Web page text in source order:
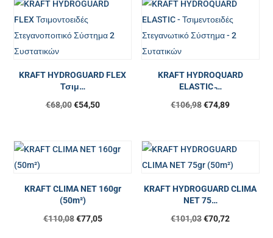
KRAFT HYDROGUARD FLEX
Τσιμ…
€68,00 €54,50
KRAFT HYDROQUARD
ELASTIC ̵…
€106,98€74,89
KRAFT CLIMA NET 160gr
(50m²)
€110,08 Original
€77,05Η
KRAFT HYDROGUARD CLIMA
NET 75…
€101,03Original
€70,72Η